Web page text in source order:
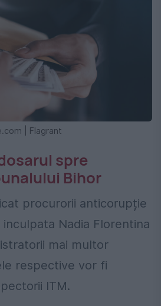
| Flagrant
spre
Bihor
procurorii anticorupție
Nadia Florentina
mai multor
respective vor fi
ITM.